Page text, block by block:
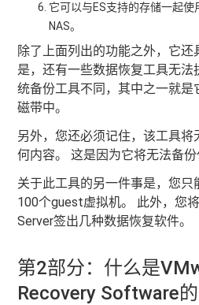
它可以与ES支持的存储一起使
NAS。
除了上面列出的功能之外，它还
是，还有一些数据恢复工具无
统备份工具不同，其中之一就
磁带中。
另外，您还必须记住，该工具
何内容。 这是因为它将无法备份
关于此工具的另一件事是，您
100个guest虚拟机。 此外，您
Server签出几种数据恢复软件。
第2部分：什么是
Recovery Software的